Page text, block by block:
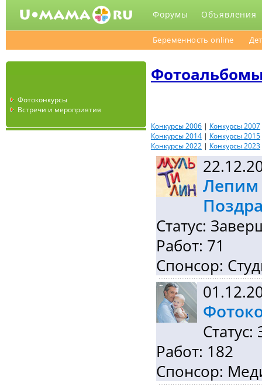
Форумы Объявления
Беременность online
Фотоконкурсы
Встречи и мероприятия
Конкурсы 2006 | Конкурсы 2007
Конкурсы 2014 | Конкурсы 2015
Конкурсы 2022 | Конкурсы 2023
Лепим
Статус:
Работ: 71
Спонсор:
Работ: 182
Спонсор: